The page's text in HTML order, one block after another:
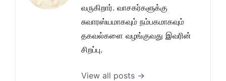
வருகிறார். வாசகர்களுக்கு
சுவாரஸ்யமாகவும் நம்பகமாகவும்
தகவல்களை வழங்குவது இவரின்
சிறப்பு.
View all posts →